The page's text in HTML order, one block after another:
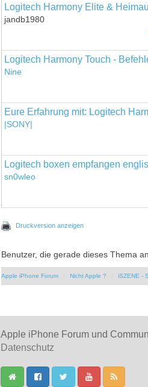
Logitech Harmony Elite &
jandb1980
Logitech Harmony Touch -
Nine
Eure Erfahrung mit: Logitech
|SONY|
Logitech boxen empfangen
sn0wleo
Druckversion anzeigen
Benutzer, die gerade dieses Thema
Apple iPhone Forum Nicht Apple ? iSZENE -
Apple iPhone Forum und
Datenschutz